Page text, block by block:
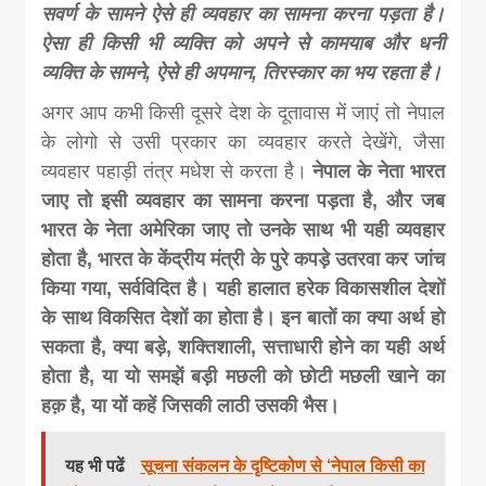
सवर्ण के सामने ऐसे ही व्यवहार का सामना करना पड़ता है।
ऐसा ही किसी भी व्यक्ति को अपने से कामयाब और धनी
व्यक्ति के सामने, ऐसे ही अपमान, तिरस्कार का भय रहता है।
अगर आप कभी किसी दूसरे देश के दूतावास में जाएं तो नेपाल
के लोगो से उसी प्रकार का व्यवहार करते देखेंगे, जैसा
व्यवहार पहाड़ी तंत्र मधेश से करता है।नेपाल के नेता भारत
जाए तो इसी व्यवहार का सामना करना पड़ता है, और जब
भारत के नेता अमेरिका जाए तो उनके साथ भी यही व्यवहार
होता है, भारत के केंद्रीय मंत्री के पुरे कपड़े उतरवा कर जांच
किया गया, सर्वविदित है। यही हालात हरेक विकासशील देशों
के साथ विकसित देशों का होता है। इन बातों का क्या अर्थ हो
सकता है, क्या बड़े, शक्तिशाली, सत्ताधारी होने का यही अर्थ
होता है, या यो समझें बड़ी मछली को छोटी मछली खाने का
हक़ है, या यों कहें जिसकी लाठी उसकी भैस।
यह भी पढें
सूचना संकलन के दृष्टिकोण से ‘नेपाल किसी का